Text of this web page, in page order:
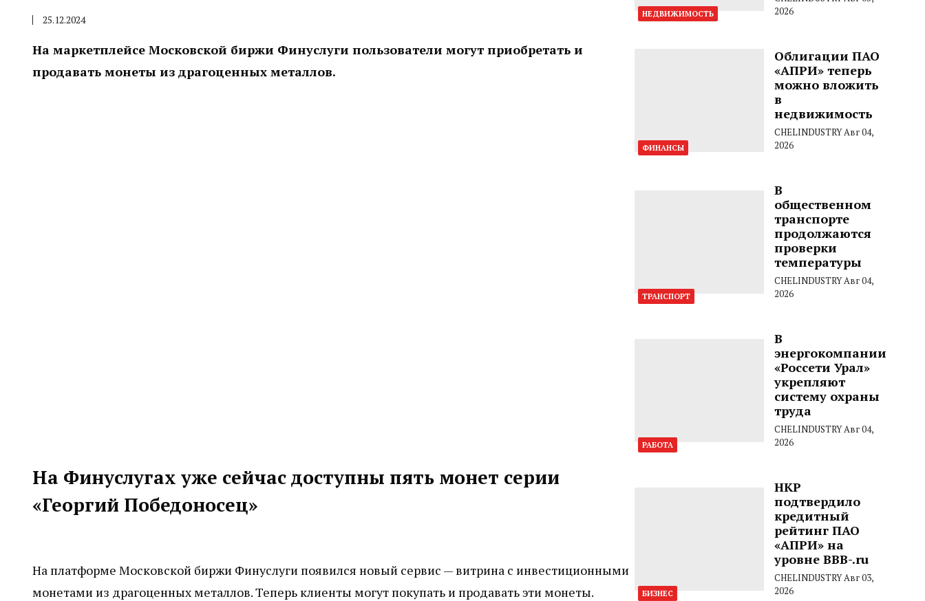
25.12.2024
На маркетплейсе Московской биржи Финуслуги пользователи могут приобретать и
продавать монеты из драгоценных металлов.
На Финуслугах уже сейчас доступны пять монет серии
«Георгий Победоносец»
На платформе Московской биржи Финуслуги появился новый сервис — витрина с инвестиционными
монетами из драгоценных металлов. Теперь клиенты могут покупать и продавать эти монеты.
НЕДВИЖИМОСТЬ
2026
ФИНАНСЫ
Облигации ПАО
«АПРИ» теперь
можно вложить
в
недвижимость
CHELINDUSTRYАвг 04,
2026
ТРАНСПОРТ
В
общественном
транспорте
продолжаются
проверки
температуры
CHELINDUSTRYАвг 04,
2026
РАБОТА
В
энергокомпании
«Россети Урал»
укрепляют
систему охраны
труда
CHELINDUSTRYАвг 04,
2026
БИЗНЕС
НКР
подтвердило
кредитный
рейтинг ПАО
«АПРИ» на
уровне BBB-.ru
CHELINDUSTRYАвг 03,
2026